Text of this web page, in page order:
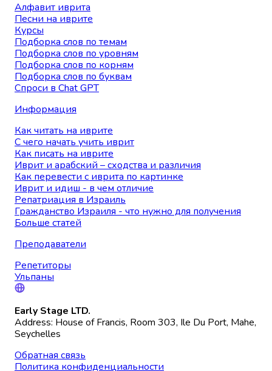
Алфавит иврита
Песни на иврите
Курсы
Подборка слов по темам
Подборка слов по уровням
Подборка слов по корням
Подборка слов по буквам
Спроси в Chat GPT
Информация
Как читать на иврите
С чего начать учить иврит
Как писать на иврите
Иврит и арабский – сходства и различия
Как перевести с иврита по картинке
Иврит и идиш - в чем отличие
Репатриация в Израиль
Гражданство Израиля - что нужно для получения
Больше статей
Преподаватели
Репетиторы
Ульпаны
Early Stage LTD.
Address: House of Francis, Room 303, Ile Du Port, Mahe,
Seychelles
Обратная связь
Политика конфиденциальности